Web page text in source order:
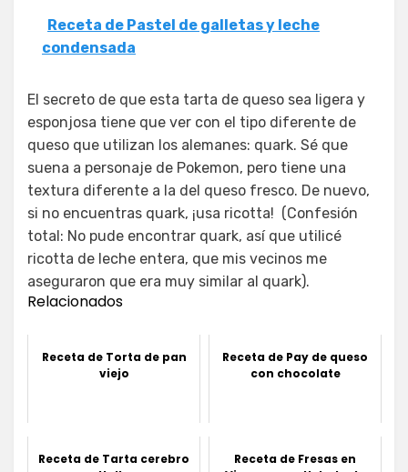
Receta de Pastel de galletas y leche
condensada
El secreto de que esta tarta de queso sea ligera y
esponjosa tiene que ver con el tipo diferente de
queso que utilizan los alemanes: quark. Sé que
suena a personaje de Pokemon, pero tiene una
textura diferente a la del queso fresco. De nuevo,
si no encuentras quark, ¡usa ricotta! (Confesión
total: No pude encontrar quark, así que utilicé
ricotta de leche entera, que mis vecinos me
aseguraron que era muy similar al quark).
Relacionados
Receta de Torta de pan
viejo
Receta de Pay de queso
con chocolate
Receta de Tarta cerebro
Receta de Fresas en